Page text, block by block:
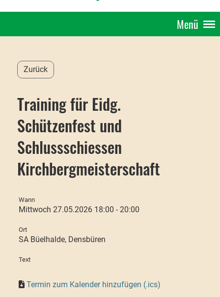
Menü
Zurück
Training für Eidg.
Schützenfest und
Schlussschiessen
Kirchbergmeisterschaft
Wann
Mittwoch 27.05.2026 18:00 - 20:00
Ort
SA Büelhalde, Densbüren
Text
Termin zum Kalender hinzufügen (.ics)